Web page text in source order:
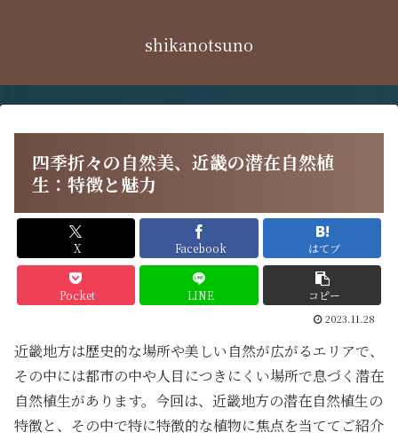
shikanotsuno
四季折々の自然美、近畿の潜在自然植
生：特徴と魅力
X Facebook はてブ
Pocket LINE コピー
2023.11.28
近畿地方は歴史的な場所や美しい自然が広がるエリアで、
その中には都市の中や人目につきにくい場所で息づく潜在
自然植生があります。今回は、近畿地方の潜在自然植生の
特徴と、その中で特に特徴的な植物に焦点を当ててご紹介